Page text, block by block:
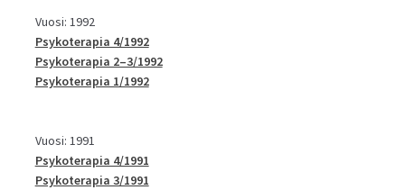
Vuosi: 1992
Psykoterapia 4/1992
Psykoterapia 2–3/1992
Psykoterapia 1/1992
Vuosi: 1991
Psykoterapia 4/1991
Psykoterapia 3/1991